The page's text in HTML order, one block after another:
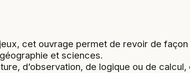
cet ouvrage permet de revoir de façon
et sciences.
d’observation, de logique ou de